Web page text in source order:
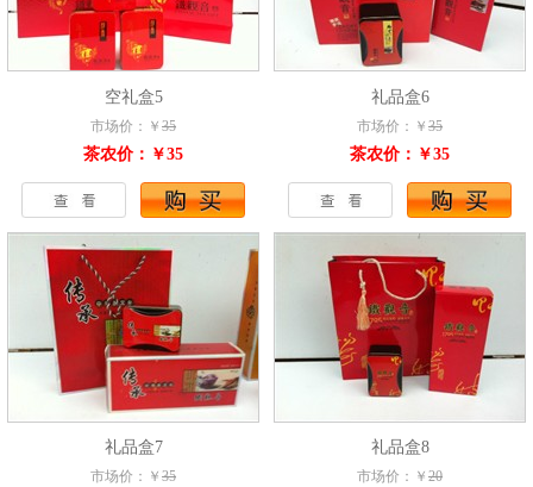
空礼盒5
市场价：￥ 35
茶农价：￥35
礼品盒6
市场价：￥ 35
茶农价：￥35
礼品盒7
市场价：￥ 35
礼品盒8
市场价：￥ 20